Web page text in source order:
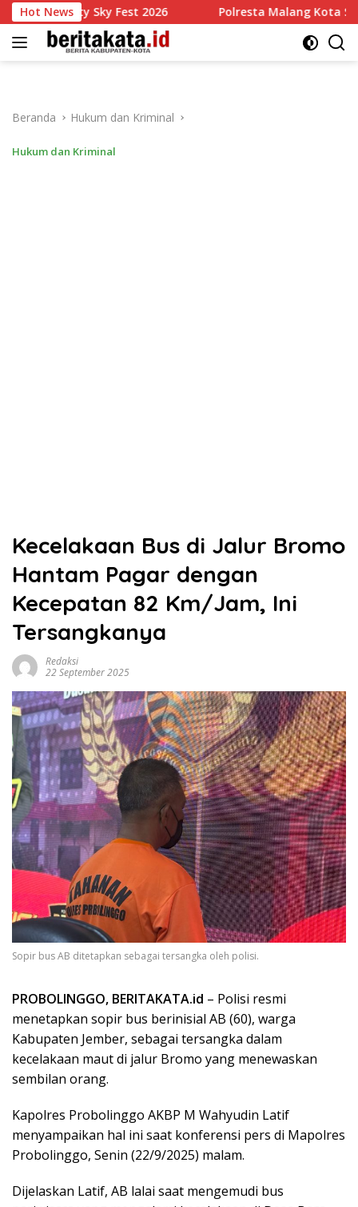
Langsung
ke
konten
Hot News
Sky Fest 2026 Polresta Malang Kota Serap Aspirasi
Beranda Hukum dan Kriminal
Hukum dan Kriminal
Kecelakaan Bus di Jalur Bromo
Hantam Pagar dengan
Kecepatan 82 Km/Jam, Ini
Tersangkanya
Redaksi
22 September 2025
Sopir bus AB ditetapkan sebagai tersangka oleh polisi.
PROBOLINGGO, BERITAKATA.id – Polisi resmi
menetapkan sopir bus berinisial AB (60), warga
Kabupaten Jember, sebagai tersangka dalam
kecelakaan maut di jalur Bromo yang menewaskan
sembilan orang.
Kapolres Probolinggo AKBP M Wahyudin Latif
menyampaikan hal ini saat konferensi pers di Mapolres
Probolinggo, Senin (22/9/2025) malam.
Dijelaskan Latif, AB lalai saat mengemudi bus